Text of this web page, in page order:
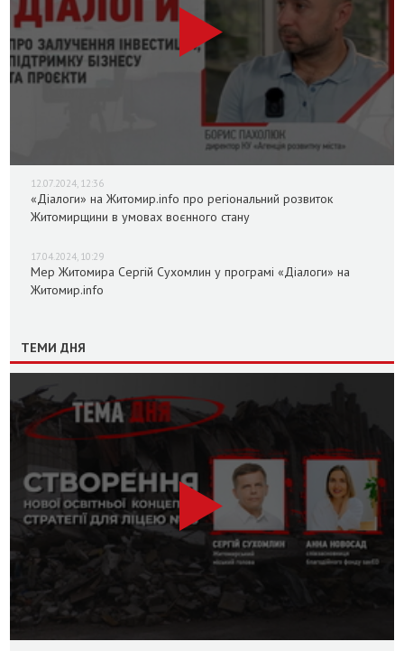
12.07.2024, 12:36
«Діалоги» на Житомир.info про регіональний розвиток
Житомирщини в умовах воєнного стану
17.04.2024, 10:29
Мер Житомира Сергій Сухомлин у програмі «Діалоги» на
Житомир.info
ТЕМИ ДНЯ